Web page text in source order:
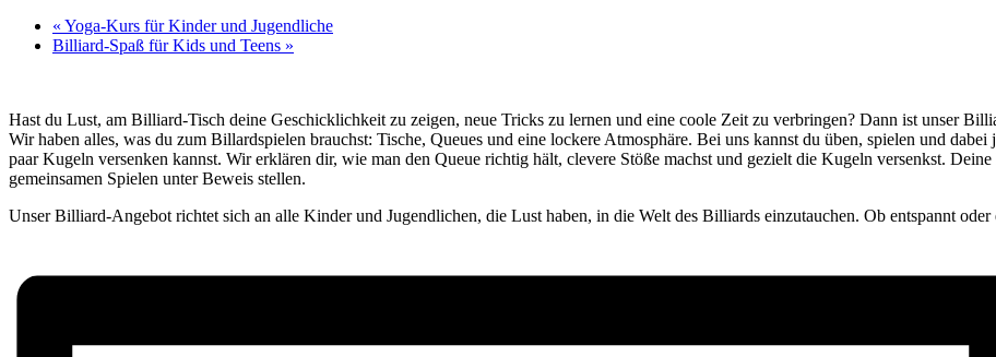
« Yoga-Kurs für Kinder und Jugendliche
Billiard-Spaß für Kids und Teens »
Hast du Lust, am Billiard-Tisch deine Geschicklichkeit zu zeigen, neue Tricks zu lernen und eine coole Zeit zu verbringen? Dann ist unser
Wir haben alles, was du zum Billardspielen brauchst: Tische, Queues und eine lockere Atmosphäre. Bei uns kannst du üben, spielen und
paar Kugeln versenken kannst. Wir erklären dir, wie man den Queue richtig hält, clevere Stöße machst und gezielt die Kugeln versenkst.
gemeinsamen Spielen unter Beweis stellen.
Unser Billiard-Angebot richtet sich an alle Kinder und Jugendlichen, die Lust haben, in die Welt des Billiards einzutauchen. Ob entspannt